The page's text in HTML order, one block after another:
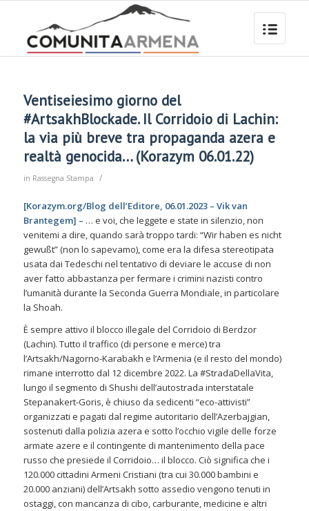
Ventiseiesimo giorno del
#ArtsakhBlockade. Il Corridoio di Lachin:
la via più breve tra propaganda azera e
realtà genocida… (Korazym 06.01.22)
in Rassegna Stampa /
[Korazym.org/Blog dell’Editore, 06.01.2023 – Vik van
Brantegem] – … e voi, che leggete e state in silenzio, non
venitemi a dire, quando sarà troppo tardi: “Wir haben es nicht
gewußt” (non lo sapevamo), come era la difesa stereotipata
usata dai Tedeschi nel tentativo di deviare le accuse di non
aver fatto abbastanza per fermare i crimini nazisti contro
l’umanità durante la Seconda Guerra Mondiale, in particolare
la Shoah.
È sempre attivo il blocco illegale del Corridoio di Berdzor
(Lachin). Tutto il traffico (di persone e merce) tra
l’Artsakh/Nagorno-Karabakh e l’Armenia (e il resto del mondo)
rimane interrotto dal 12 dicembre 2022. La #StradaDellaVita,
lungo il segmento di Shushi dell’autostrada interstatale
Stepanakert-Goris, è chiuso da sedicenti “eco-attivisti”
organizzati e pagati dal regime autoritario dell’Azerbajgian,
sostenuti dalla polizia azera e sotto l’occhio vigile delle forze
armate azere e il contingente di mantenimento della pace
russo che presiede il Corridoio… il blocco. Ciò significa che i
120.000 cittadini Armeni Cristiani (tra cui 30.000 bambini e
20.000 anziani) dell’Artsakh sotto assedio vengono tenuti in
ostaggi, con mancanza di cibo, carburante, medicine e altri